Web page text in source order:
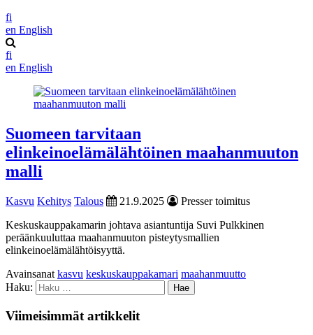
fi
en English
fi
en English
Suomeen tarvitaan
elinkeinoelämälähtöinen maahanmuuton
malli
Kasvu Kehitys Talous 21.9.2025
Presser toimitus
Keskuskauppakamarin johtava asiantuntija Suvi Pulkkinen
peräänkuuluttaa maahanmuuton pisteytysmallien
elinkeinoelämälähtöisyyttä.
Avainsanat kasvu keskuskauppakamari maahanmuutto
Haku:
Viimeisimmät artikkelit